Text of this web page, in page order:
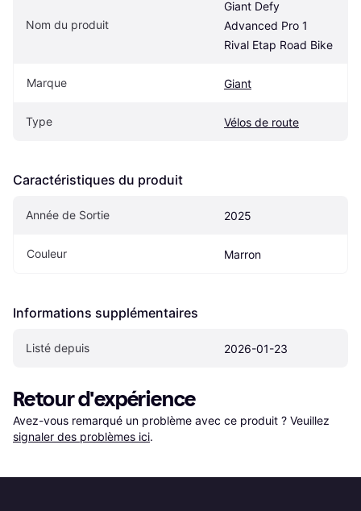
Nom du produit
Giant Defy
Advanced Pro 1
Rival Etap Road Bike
Marque Giant
Type Vélos de route
Caractéristiques du produit
Année de Sortie 2025
Couleur Marron
Informations supplémentaires
Listé depuis 2026-01-23
Retour d'expérience
Avez-vous remarqué un problème avec ce produit ? Veuillez
signaler des problèmes ici.